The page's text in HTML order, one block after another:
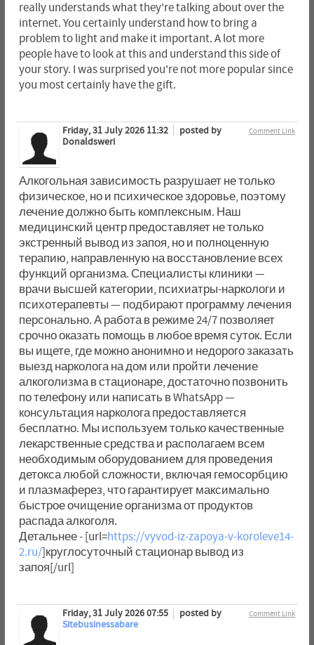
really understands what they're talking about over the
internet. You certainly understand how to bring a
problem to light and make it important. A lot more
people have to look at this and understand this side of
your story. I was surprised you're not more popular since
you most certainly have the gift.
Comment Link
Friday, 31 July 2026 11:32
posted by
Donaldsweri
Алкогольная зависимость разрушает не только
физическое, но и психическое здоровье, поэтому
лечение должно быть комплексным. Наш
медицинский центр предоставляет не только
экстренный вывод из запоя, но и полноценную
терапию, направленную на восстановление всех
функций организма. Специалисты клиники —
врачи высшей категории, психиатры-наркологи и
психотерапевты — подбирают программу лечения
персонально. А работа в режиме 24/7 позволяет
срочно оказать помощь в любое время суток. Если
вы ищете, где можно анонимно и недорого заказать
выезд нарколога на дом или пройти лечение
алкоголизма в стационаре, достаточно позвонить
по телефону или написать в WhatsApp —
консультация нарколога предоставляется
бесплатно. Мы используем только качественные
лекарственные средства и располагаем всем
необходимым оборудованием для проведения
детокса любой сложности, включая гемосорбцию
и плазмаферез, что гарантирует максимально
быстрое очищение организма от продуктов
распада алкоголя.
Детальнее - [url=https://vyvod-iz-zapoya-v-koroleve14-
2.ru/]круглосуточный стационар вывод из
запоя[/url]
Comment Link
Friday, 31 July 2026 07:55
posted by
Sitebusinessabare